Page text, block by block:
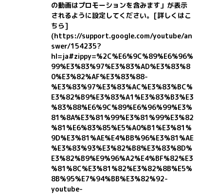
の動画はプロモーションを含みます」が表示
されるように設定してください。 [詳しくはこ
ちら]
(https://support.google.com/youtube/an
swer/154235?
hl=ja#zippy=%2C%E6%9C%89%E6%96%
99%E3%83%97%E3%83%AD%E3%83%8
0%E3%82%AF%E3%83%88-
%E3%83%97%E3%83%AC%E3%83%BC%
E3%82%B9%E3%83%A1%E3%83%B3%E3
%83%88%E6%9C%89%E6%96%99%E3%
81%8A%E3%81%99%E3%81%99%E3%82
%81%E6%83%85%E5%A0%B1%E3%81%
9D%E3%81%AE%E4%BB%96%E3%81%AE
%E3%83%93%E3%82%B8%E3%83%8D%
E3%82%B9%E9%96%A2%E4%BF%82%E3
%81%8C%E3%81%82%E3%82%8B%E5%
8B%95%E7%94%BB%E3%82%92-
youtube-